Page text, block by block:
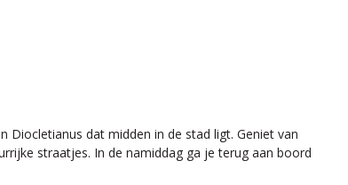
Diocletianus dat midden in de stad ligt. Geniet van
straatjes. In de namiddag ga je terug aan boord